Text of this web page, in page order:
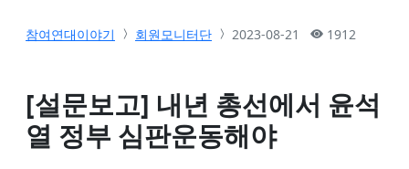
참여연대이야기 회원모니터단 2023-08-21 1912
[설문보고] 내년 총선에서 윤석
열 정부 심판운동해야